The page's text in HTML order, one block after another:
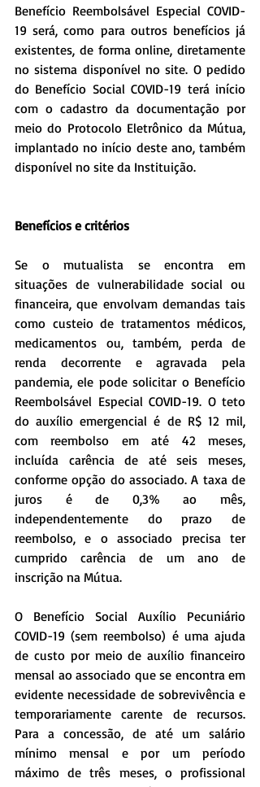
Benefício Reembolsável Especial COVID-
19 será, como para outros benefícios já
existentes, de forma online, diretamente
no sistema disponível no site. O pedido
do Benefício Social COVID-19 terá início
com o cadastro da documentação por
meio do Protocolo Eletrônico da Mútua,
implantado no início deste ano, também
disponível no site da Instituição.
Benefícios e critérios
Se o mutualista se encontra em
situações de vulnerabilidade social ou
financeira, que envolvam demandas tais
como custeio de tratamentos médicos,
medicamentos ou, também, perda de
renda decorrente e agravada pela
pandemia, ele pode solicitar o Benefício
Reembolsável Especial COVID-19. O teto
do auxílio emergencial é de R$ 12 mil,
com reembolso em até 42 meses,
incluída carência de até seis meses,
conforme opção do associado. A taxa de
juros é de 0,3% ao mês,
independentemente do prazo de
reembolso, e o associado precisa ter
cumprido carência de um ano de
inscrição na Mútua.
O Benefício Social Auxílio Pecuniário
COVID-19 (sem reembolso) é uma ajuda
de custo por meio de auxílio financeiro
mensal ao associado que se encontra em
evidente necessidade de sobrevivência e
temporariamente carente de recursos.
Para a concessão, de até um salário
mínimo mensal e por um período
máximo de três meses, o profissional